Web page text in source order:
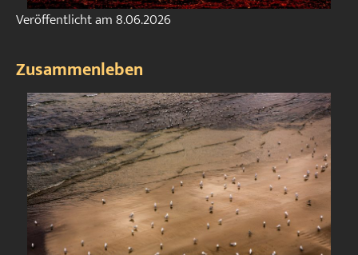
Veröffentlicht am8.06.2026
Zusammenleben